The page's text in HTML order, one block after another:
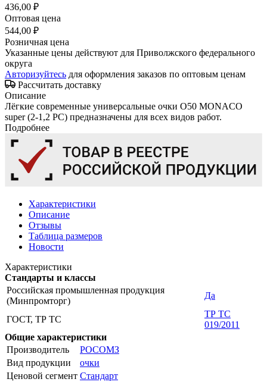
436,00 ₽
Оптовая цена
544,00 ₽
Розничная цена
Указанные цены действуют для Приволжского федерального
округа
Авторизуйтесь для оформления заказов по оптовым ценам
Рассчитать доставку
Описание
Лёгкие современные универсальные очки О50 MONACO
super (2-1,2 PC) предназначены для всех видов работ.
Подробнее
Характеристики
Описание
Отзывы
Таблица размеров
Новости
Характеристики
Стандарты и классы
Российская промышленная продукция
(Минпромторг)
Да
ГОСТ, ТР ТС
ТР ТС
019/2011
Общие характеристики
Производитель
РОСОМЗ
Вид продукции
очки
Ценовой сегмент Стандарт